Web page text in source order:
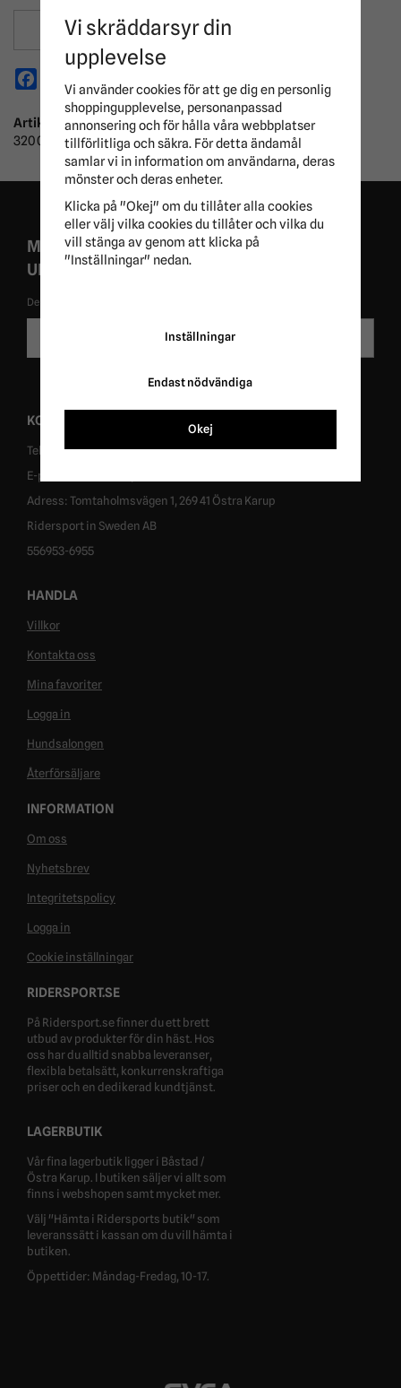
Spara som favorit
Artikelnummer:
320069-1
MISSA ALDRIG EXKLUSIVA KAMPANJER OCH
UNIKA ERBJUDANDEN!
De uppgifter du matar in kommer endast användas till våra nyhetsbrev.
KONTAKT
Tel: 0431-302040
E-post: info@ridersport.se
Adress: Tomtaholmsvägen 1, 269 41 Östra Karup
Ridersport in Sweden AB
556953-6955
HANDLA
Villkor
Kontakta oss
Mina favoriter
Logga in
Hundsalongen
Återförsäljare
INFORMATION
Om oss
Nyhetsbrev
Integritetspolicy
Logga in
Cookie inställningar
RIDERSPORT.SE
På Ridersport.se finner du ett brett
utbud av produkter för din häst. Hos
oss har du alltid snabba leveranser,
flexibla betalsätt, konkurrenskraftiga
priser och en dedikerad kundtjänst.
LAGERBUTIK
Vår fina lagerbutik ligger i Båstad /
Östra Karup. I butiken säljer vi allt som
finns i webshopen samt mycket mer.
Välj "Hämta i Ridersports butik" som
leveranssätt i kassan om du vill hämta i
butiken.
Öppettider: Måndag-Fredag, 10-17.
Vi skräddarsyr din
upplevelse
Vi använder cookies för att ge dig en personlig
shoppingupplevelse, personanpassad
annonsering och för hålla våra webbplatser
tillförlitliga och säkra. För detta ändamål
samlar vi in information om användarna, deras
mönster och deras enheter.
Klicka på "Okej" om du tillåter alla cookies
eller välj vilka cookies du tillåter och vilka du
vill stänga av genom att klicka på
"Inställningar" nedan.
Inställningar
Endast nödvändiga
Okej